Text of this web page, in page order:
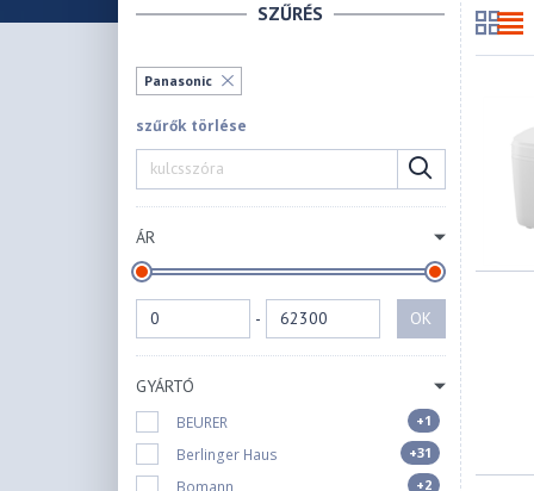
SZŰRÉS
Panasonic
szűrők törlése
ÁR
- OK
GYÁRTÓ
BEURER +1
Berlinger Haus +31
Bomann +2